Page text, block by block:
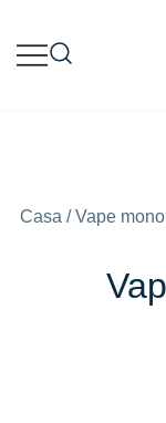
contenuto
Casa / Vape